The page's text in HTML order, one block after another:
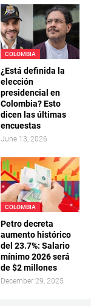
COLOMBIA
¿Está definida la
elección
presidencial en
Colombia? Esto
dicen las últimas
encuestas
June 13, 2026
COLOMBIA
Petro decreta
aumento histórico
del 23.7%: Salario
mínimo 2026 será
de $2 millones
December 29, 2025